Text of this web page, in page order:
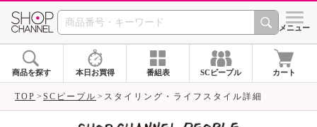
SHOP CHANNEL シメニュー
商品を探す 本日お買得 番組表 SCピープル カート
TOP SCピープル スタイリング・ライフスタイル詳細